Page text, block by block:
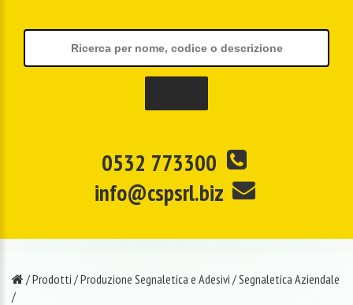
0532 773300
info@cspsrl.biz
/Prodotti /Produzione Segnaletica e Adesivi /Segnaletica Aziendale
/